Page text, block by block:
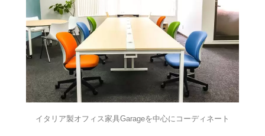
イタリア製オフィス家具Garageを中心にコーディネート